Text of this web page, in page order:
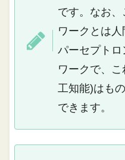
です。なお、
ワークとは
パーセプトロ
ワークで、
工知能)はも
できます。